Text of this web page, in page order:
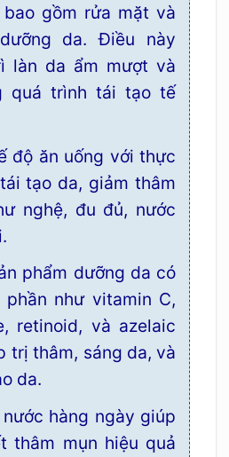
bao gồm rửa mặt và
da. Điều này
làn da ẩm mượt và
quá trình tái tạo tế
độ ăn uống với thực
tạo da, giảm thâm
nghệ, đu đủ, nước
phẩm dưỡng da có
phần như vitamin C,
retinoid, và azelaic
trị thâm, sáng da, và
da.
hàng ngày giúp
thâm mụn hiệu quả